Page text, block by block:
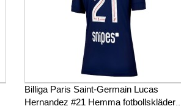
Billiga Paris Saint-Germain Lucas
Hernandez #21 Hemma fotbollskläder